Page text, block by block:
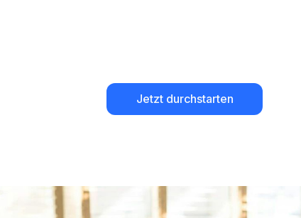
Jetzt durchstarten